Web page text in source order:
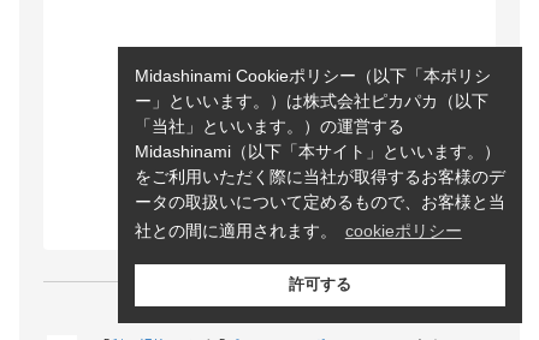
Midashinami Cookieポリシー（以下「本ポリシ
ー」といいます。）は株式会社ピカパカ（以下
「当社」といいます。）の運営する
Midashinami（以下「本サイト」といいます。）
をご利用いただく際に当社が取得するお客様のデ
ータの取扱いについて定めるもので、お客様と当
社との間に適用されます。
cookieポリシー
許可する